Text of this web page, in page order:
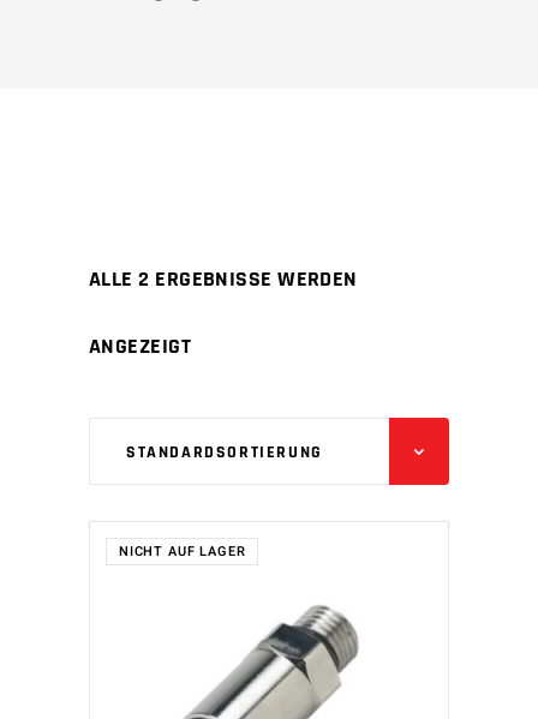
ALLE 2 ERGEBNISSE WERDEN
ANGEZEIGT
STANDARDSORTIERUNG
NICHT AUF LAGER
WEITERLESEN